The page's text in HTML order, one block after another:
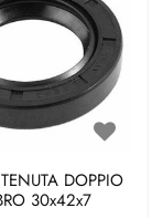
DOPPIO
30x42x7